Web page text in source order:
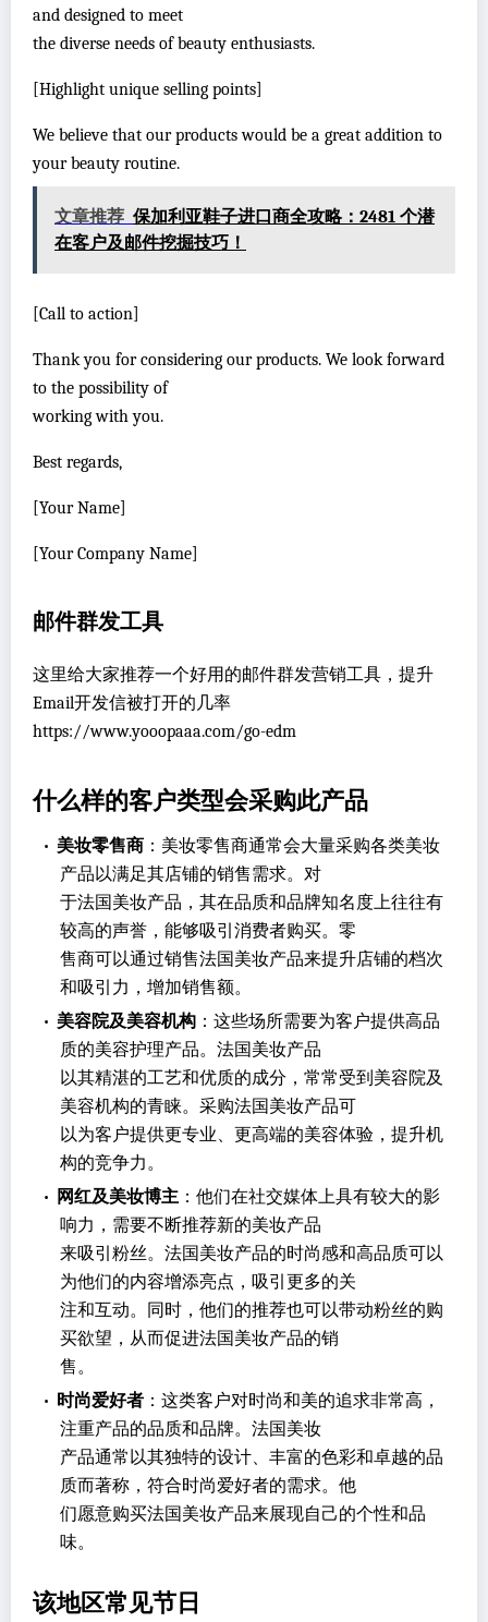
and designed to meet
the diverse needs of beauty enthusiasts.
[Highlight unique selling points]
We believe that our products would be a great addition to
your beauty routine.
文章推荐 保加利亚鞋子进口商全攻略：2481 个潜
在客户及邮件挖掘技巧！
[Call to action]
Thank you for considering our products. We look forward
to the possibility of
working with you.
Best regards,
[Your Name]
[Your Company Name]
邮件群发工具
这里给大家推荐一个好用的邮件群发营销工具，提升
Email开发信被打开的几率
https://www.yooopaaa.com/go-edm
什么样的客户类型会采购此产品
• 美妆零售商 ：美妆零售商通常会大量采购各类美妆
产品以满足其店铺的销售需求。对
于法国美妆产品，其在品质和品牌知名度上往往有
较高的声誉，能够吸引消费者购买。零
售商可以通过销售法国美妆产品来提升店铺的档次
和吸引力，增加销售额。
• 美容院及美容机构 ：这些场所需要为客户提供高品
质的美容护理产品。法国美妆产品
以其精湛的工艺和优质的成分，常常受到美容院及
美容机构的青睐。采购法国美妆产品可
以为客户提供更专业、更高端的美容体验，提升机
构的竞争力。
•
网红及美妆博主 ：他们在社交媒体上具有较大的影
响力，需要不断推荐新的美妆产品
来吸引粉丝。法国美妆产品的时尚感和高品质可以
为他们的内容增添亮点，吸引更多的关
注和互动。同时，他们的推荐也可以带动粉丝的购
买欲望，从而促进法国美妆产品的销
售。
• 时尚爱好者 ：这类客户对时尚和美的追求非常高，
注重产品的品质和品牌。法国美妆
产品通常以其独特的设计、丰富的色彩和卓越的品
质而著称，符合时尚爱好者的需求。他
们愿意购买法国美妆产品来展现自己的个性和品
味。
该地区常见节日